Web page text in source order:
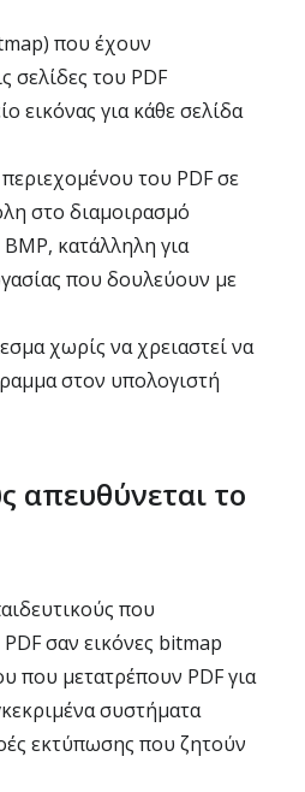
που έχουν
σελίδες του PDF
εικόνας για κάθε σελίδα
του PDF σε
στο διαμοιρασμό
κατάλληλη για
που δουλεύουν με
χωρίς να χρειαστεί να
στον υπολογιστή
απευθύνεται το
που
PDF σαν εικόνες bitmap
που μετατρέπουν PDF για
συστήματα
εκτύπωσης που ζητούν